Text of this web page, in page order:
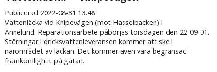
Publicerad 2022-08-31 13:48
Vattenläcka vid Knipevägen (mot Hasselbacken) i
Annelund. Reparationsarbete påbörjas torsdagen den 22-09-01.
Störningar i dricksvattenleveransen kommer att ske i
närområdet av läckan. Det kommer även vara begränsad
framkomlighet på gatan.